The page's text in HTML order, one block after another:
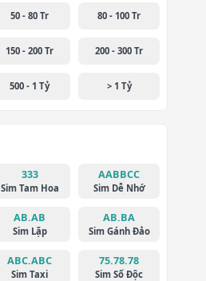
50 - 80 Tr 80 - 100 Tr
150 - 200 Tr 200 - 300 Tr
500 - 1 Tỷ > 1 Tỷ
333
Sim Tam Hoa
AABBCC
Sim Dễ Nhớ
AB.AB
Sim Lặp
AB.BA
Sim Gánh Đảo
ABC.ABC
Sim Taxi
75.78.78
Sim Số Độc